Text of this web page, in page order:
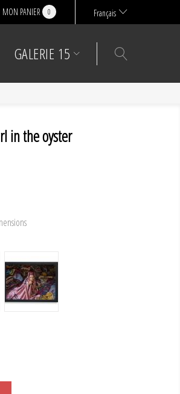
Français
MON PANIER 0
GALERIE 15
in the oyster